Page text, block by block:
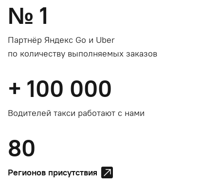
№ 1
Партнёр Яндекс Go и Uber
по количеству выполняемых заказов
+ 100 000
Водителей такси работают с нами
80
Регионов присутствия